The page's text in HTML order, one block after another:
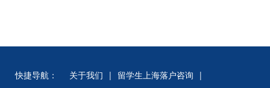
快捷导航： 关于我们 | 留学生上海落户咨询 |